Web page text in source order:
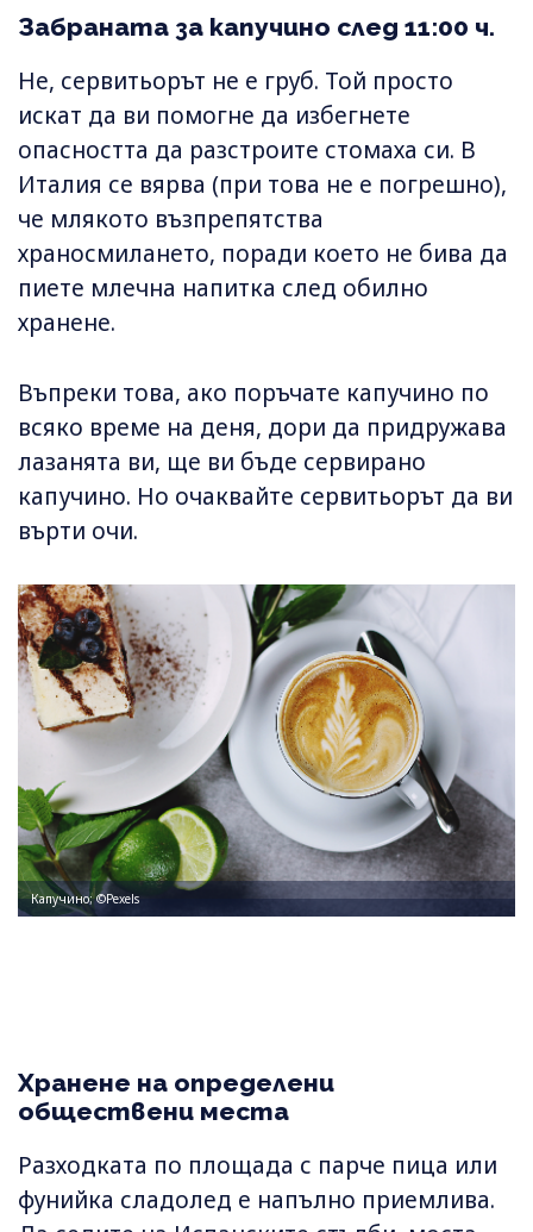
Забраната за капучино след 11:00 ч.
Не, сервитьорът не е груб. Той просто
искат да ви помогне да избегнете
опасността да разстроите стомаха си. В
Италия се вярва (при това не е погрешно),
че млякото възпрепятства
храносмилането, поради което не бива да
пиете млечна напитка след обилно
хранене.
Въпреки това, ако поръчате капучино по
всяко време на деня, дори да придружава
лазанята ви, ще ви бъде сервирано
капучино. Но очаквайте сервитьорът да ви
върти очи.
Капучино; ©Pexels
Хранене на определени
обществени места
Разходката по площада с парче пица или
фунийка сладолед е напълно приемлива.